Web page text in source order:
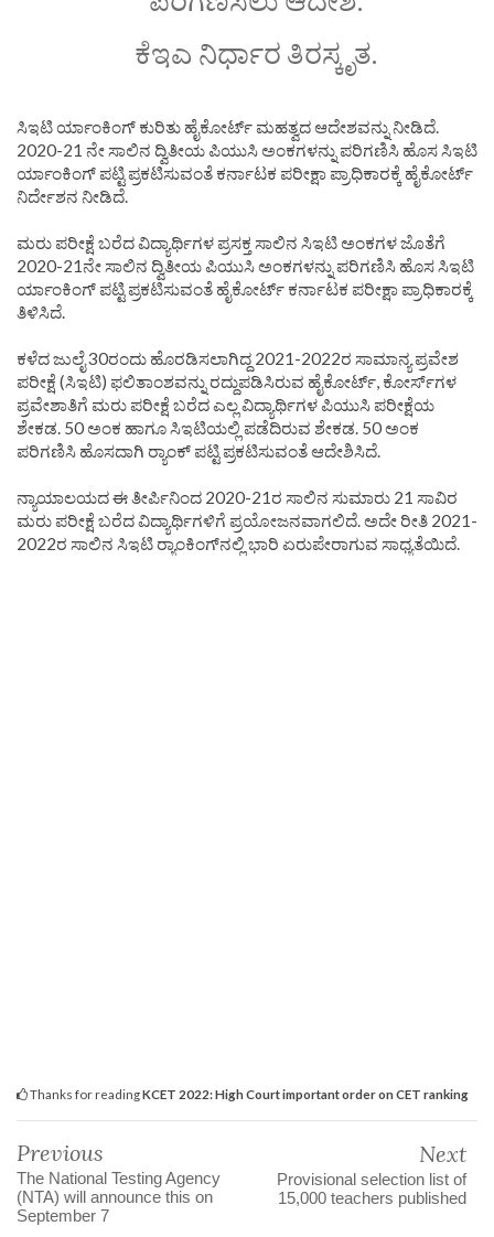
ಕೆಇಎ ನಿರ್ಧಾರ ತಿರಸ್ಕೃತ.
ಸಿಇಟಿ ರ್ಯಾಂಕಿಂಗ್ ಕುರಿತು ಹೈಕೋರ್ಟ್ ಮಹತ್ವದ ಆದೇಶವನ್ನು ನೀಡಿದೆ.
2020-21 ನೇ ಸಾಲಿನ ದ್ವಿತೀಯ ಪಿಯುಸಿ ಅಂಕಗಳನ್ನು ಪರಿಗಣಿಸಿ ಹೊಸ ಸಿಇಟಿ
ರ್ಯಾಂಕಿಂಗ್ ಪಟ್ಟಿ ಪ್ರಕಟಿಸುವಂತೆ ಕರ್ನಾಟಕ ಪರೀಕ್ಷಾ ಪ್ರಾಧಿಕಾರಕ್ಕೆ ಹೈಕೋರ್ಟ್
ನಿರ್ದೇಶನ ನೀಡಿದೆ.
ಮರು ಪರೀಕ್ಷೆ ಬರೆದ ವಿದ್ಯಾರ್ಥಿಗಳ ಪ್ರಸಕ್ತ ಸಾಲಿನ ಸಿಇಟಿ ಅಂಕಗಳ ಜೊತೆಗೆ
2020-21ನೇ ಸಾಲಿನ ದ್ವಿತೀಯ ಪಿಯುಸಿ ಅಂಕಗಳನ್ನು ಪರಿಗಣಿಸಿ ಹೊಸ ಸಿಇಟಿ
ರ್ಯಾಂಕಿಂಗ್ ಪಟ್ಟಿ ಪ್ರಕಟಿಸುವಂತೆ ಹೈಕೋರ್ಟ್‌ ಕರ್ನಾಟಕ ಪರೀಕ್ಷಾ ಪ್ರಾಧಿಕಾರಕ್ಕೆ
ತಿಳಿಸಿದೆ.
ಕಳೆದ ಜುಲೈ 30ರಂದು ಹೊರಡಿಸಲಾಗಿದ್ದ 2021-2022ರ ಸಾಮಾನ್ಯ ಪ್ರವೇಶ
ಪರೀಕ್ಷೆ (ಸಿಇಟಿ) ಫಲಿತಾಂಶವನ್ನು ರದ್ದುಪಡಿಸಿರುವ ಹೈಕೋರ್ಟ್‌, ಕೋರ್ಸ್‌ಗಳ
ಪ್ರವೇಶಾತಿಗೆ ಮರು ಪರೀಕ್ಷೆ ಬರೆದ ಎಲ್ಲ ವಿದ್ಯಾರ್ಥಿಗಳ ಪಿಯುಸಿ ಪರೀಕ್ಷೆಯ
ಶೇಕಡ. 50 ಅಂಕ ಹಾಗೂ ಸಿಇಟಿಯಲ್ಲಿ ಪಡೆದಿರುವ ಶೇಕಡ. 50 ಅಂಕ
ಪರಿಗಣಿಸಿ ಹೊಸದಾಗಿ ರ‍್ಯಾಂಕ್‌ ಪಟ್ಟಿ ಪ್ರಕಟಿಸುವಂತೆ ಆದೇಶಿಸಿದೆ.
ನ್ಯಾಯಾಲಯದ ಈ ತೀರ್ಪಿನಿಂದ 2020-21ರ ಸಾಲಿನ ಸುಮಾರು 21 ಸಾವಿರ
ಮರು ಪರೀಕ್ಷೆ ಬರೆದ ವಿದ್ಯಾರ್ಥಿಗಳಿಗೆ ಪ್ರಯೋಜನವಾಗಲಿದೆ. ಅದೇ ರೀತಿ 2021-
2022ರ ಸಾಲಿನ ಸಿಇಟಿ ರ‍್ಯಾಂಕಿಂಗ್‌ನಲ್ಲಿ ಭಾರಿ ಏರುಪೇರಾಗುವ ಸಾಧ್ಯತೆಯಿದೆ.
Thanks for readingKCET 2022: High Court important order on CET ranking
Previous
The National Testing Agency
(NTA) will announce this on
September 7
Next
Provisional selection list of
15,000 teachers published